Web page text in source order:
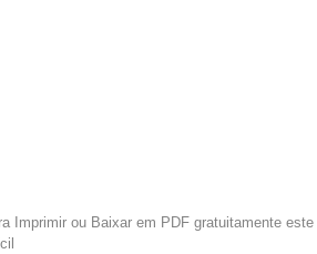
Imprimir ou Baixar em PDF gratuitamente este